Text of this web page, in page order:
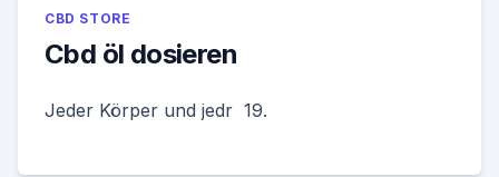
CBD STORE
Cbd öl dosieren
Jeder Körper und jedr 19.